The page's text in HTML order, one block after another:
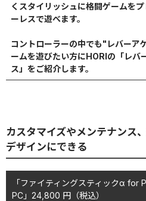
くスタイリッシュに格闘ゲームを
ーレスで遊べます。
コントローラーの中でも"レバーア
ームを遊びたい方にHORIの「レバ
ス」をご紹介します。
カスタマイズやメンテナンス
デザインにできる
「ファイティングスティックα for
PC」24,800 円 （税込）